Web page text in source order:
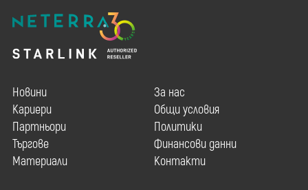
Новини
Кариери
Партньори
Търгове
Материали
За нас
Общи условия
Политики
Финансови данни
Контакти